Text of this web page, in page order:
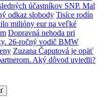
účastníkov SNP. Mal
odkaz slobody Tisíce rodín
milióny eur na veľké
Dopravná nehoda pri
26-ročný vodič BMW
Zuzana Čaputová je opäť
Aký dôvod uviedli?